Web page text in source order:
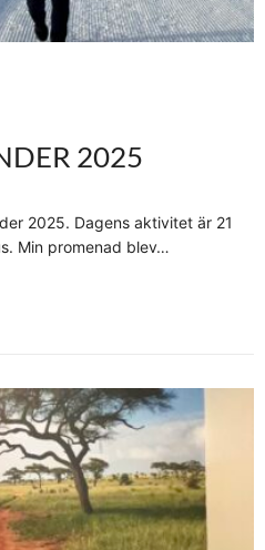
2025
2025. Dagens aktivitet är 21
Min promenad blev…